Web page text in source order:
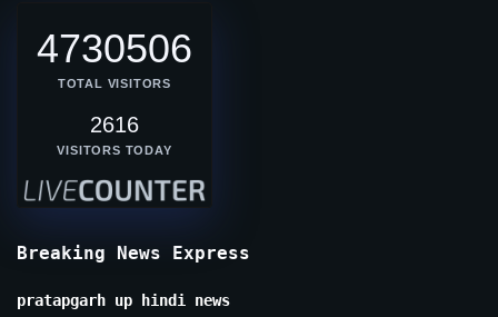
4730506
TOTAL VISITORS
2616
VISITORS TODAY
Breaking News Express
pratapgarh up hindi news